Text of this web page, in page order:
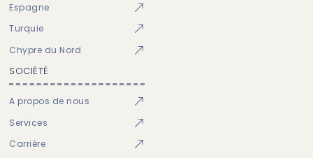
Espagne
Turquie
Chypre du Nord
SOCIÉTÉ
A propos de nous
Services
Carrière